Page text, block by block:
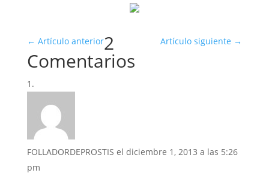
← Artículo anterior Artículo siguiente →
2
Comentarios
FOLLADORDEPROSTIS el diciembre 1, 2013 a las 5:26
pm